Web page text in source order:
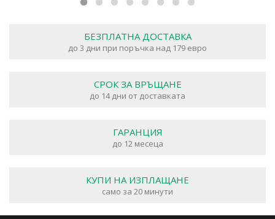
БЕЗПЛАТНА ДОСТАВКА
до 3 дни при поръчка над 179 евро
СРОК ЗА ВРЪЩАНЕ
до 14 дни от доставката
ГАРАНЦИЯ
до 12 месеца
КУПИ НА ИЗПЛАЩАНЕ
само за 20 минути